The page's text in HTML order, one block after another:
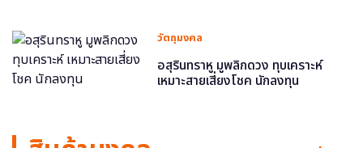
วัตถุมงคล
อสุรินทราหู มูพลิกดวง ทุบเคราะห์
เหมาะสายเสี่ยงโชค นักลงทุน